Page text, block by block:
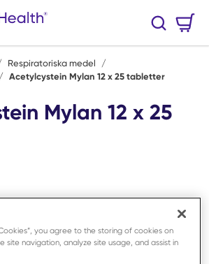
Sök
Respiratoriska medel
/
/ Acetylcystein Mylan 12 x 25 tabletter
Mylan 12 x 25
you agree to the storing of cookies on
site navigation, analyze site usage, and assist in